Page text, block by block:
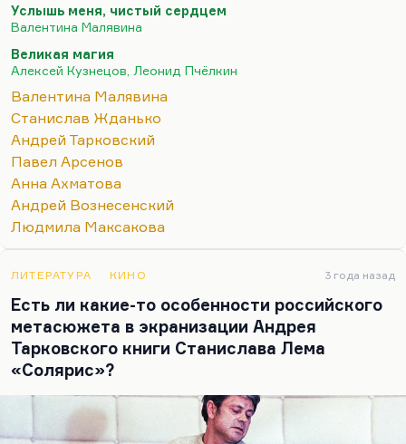
наперекосяк. Я хорошо знал Виктора Проскурина
тема, которую он никогда не трогал. Он близко
участвовал в их жизни и всегда говорил, что это та
трагедия, говорить о которой время не пришло.
Вот какая штука. Я сейчас буду ходить по
тонкому льду, но надо же иногда поговорить с
понимающей аудиторией с некоторой мерой
откровенности. Малявина — это то, что
называется…
Услышь меня, чистый сердцем
Валентина Малявина
Великая магия
Алексей Кузнецов, Леонид Пчёлкин
Валентина Малявина
Станислав Жданько
Андрей Тарковский
Павел Арсенов
Анна Ахматова
Андрей Вознесенский
Людмила Максакова
ЛИТЕРАТУРА КИНО 3 года назад
Есть ли какие-то особенности российского
метасюжета в экранизации Андрея
Тарковского книги Станислава Лема
«Солярис»?